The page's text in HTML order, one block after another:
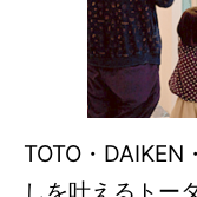
TOTO・DAIKEN